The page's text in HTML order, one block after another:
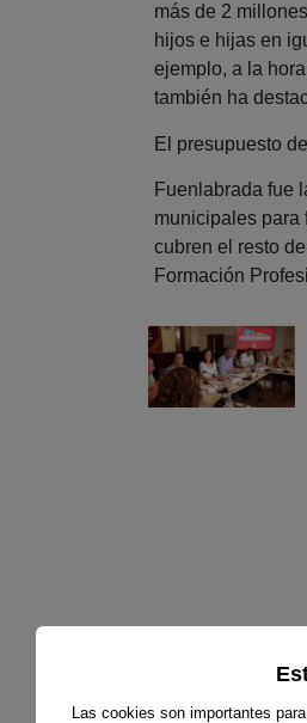
Las cookies son importantes
más de 2
hijos e hijas en
ejemplo, a la
también ha
El presupuesto
Fuenlabrada fue
municipales para
cubren el resto
Formación